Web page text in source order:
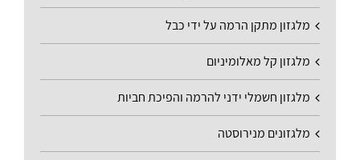
מלגזון מתקן הרמה על ידי כבל
מלגזון קל מאלומיניום
מלגזון חשמלי ידני להרמה והפיכת חביות
מלגזונים מנירוסטה